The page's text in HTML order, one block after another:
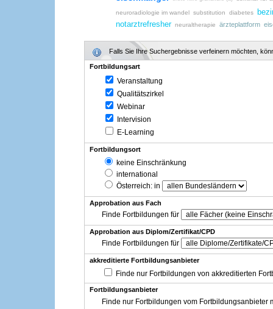
neuroradiologie im wandel substitution diabetes
notarztrefresher neuraltherapie ärzteplattform
Falls Sie Ihre Suchergebnisse verfeinern möchten,
Fortbildungsart
Veranstaltung
Qualitätszirkel
Webinar
Intervision
E-Learning
Fortbildungsort
keine Einschränkung
international
Österreich: in
Approbation aus Fach
Finde Fortbildungen für
Approbation aus Diplom/Zertifikat/CPD
Finde Fortbildungen für
akkreditierte Fortbildungsanbieter
Finde nur Fortbildungen von akkreditierten
Fortbildungsanbieter
Finde nur Fortbildungen vom Fortbildungsanbieter